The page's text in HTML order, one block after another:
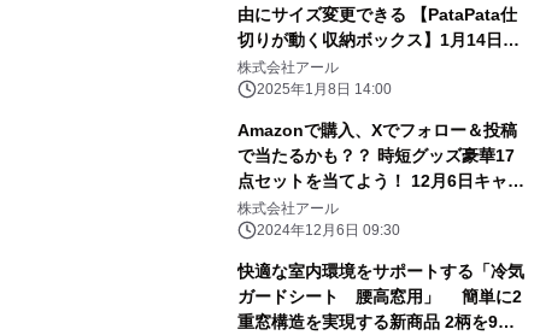
由にサイズ変更できる 【PataPata仕
切りが動く収納ボックス】1月14日販
売開始
株式会社アール
2025年1月8日 14:00
Amazonで購入、Xでフォロー＆投稿
で当たるかも？？ 時短グッズ豪華17
点セットを当てよう！ 12月6日キャン
ペーン開始
株式会社アール
2024年12月6日 09:30
快適な室内環境をサポートする「冷気
ガードシート 腰高窓用」 簡単に2
重窓構造を実現する新商品 2柄を9月